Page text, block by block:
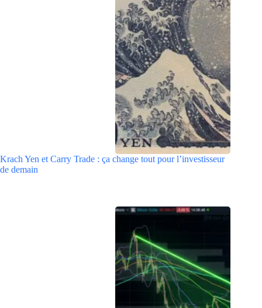
Krach Yen et Carry Trade : ça change tout pour l’investisseur
de demain